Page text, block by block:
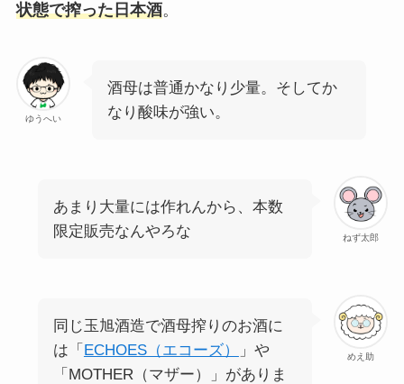
状態で搾った日本酒。
ゆうへい
酒母は普通かなり少量。そしてか
なり酸味が強い。
ねず太郎
あまり大量には作れんから、本数
限定販売なんやろな
めえ助
同じ玉旭酒造で酒母搾りのお酒に
は「 ECHOES（エコーズ）
」や
「MOTHER（マザー）」がありま